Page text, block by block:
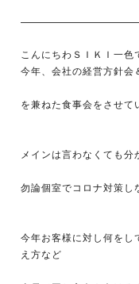
こんにちわＳＩＫＩ一色
今年、会社の経営方針会
を兼ねた食事会をさせて
メインは言わなくても
勿論個室でコロナ対策し
今年お客様に対し何をし
え方など